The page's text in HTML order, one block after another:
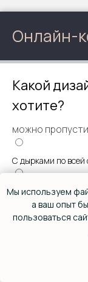
Мы используем
а ваш опыт
пользоваться
Онлайн-
Какой
хотите?
можно
С дырками по
Мозайка из кусков
Чтобы была
Главная
Рассчитать
Политика